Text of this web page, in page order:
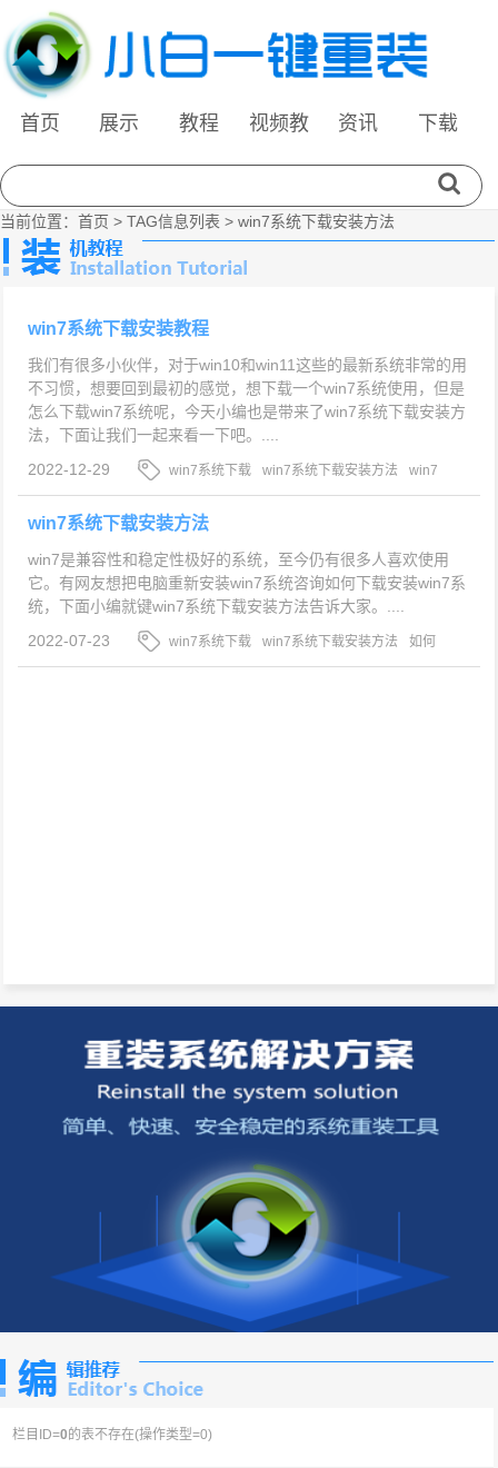
首页 展示 教程
视频教
资讯 下载
当前位置： 首页 > TAG信息列表 > win7系统下载安装方法
win7系统下载安装教程
我们有很多小伙伴，对于win10和win11这些的最新系统非常的用
不习惯，想要回到最初的感觉，想下载一个win7系统使用，但是
怎么下载win7系统呢，今天小编也是带来了win7系统下载安装方
法，下面让我们一起来看一下吧。....
2022-12-29
win7系统下载 win7系统下载安装方法
win7
系统下载安装步骤
win7系统下载安装方法
win7是兼容性和稳定性极好的系统，至今仍有很多人喜欢使用
它。有网友想把电脑重新安装win7系统咨询如何下载安装win7系
统，下面小编就键win7系统下载安装方法告诉大家。....
2022-07-23
win7系统下载 win7系统下载安装方法
如何
下载安装win7系统
栏目ID=0的表不存在(操作类型=0)